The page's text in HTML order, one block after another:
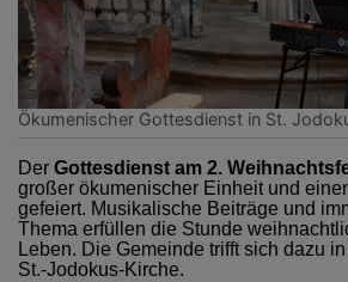
Ökumenischer Gottesdienst in St.
Der Gottesdienst am 2.
großer ökumenischer Einheit und
gefeiert. Musikalische Beiträge und
Thema erfüllen die Stunde
Leben. Die Gemeinde trifft sich dazu
St.-Jodokus-Kirche.